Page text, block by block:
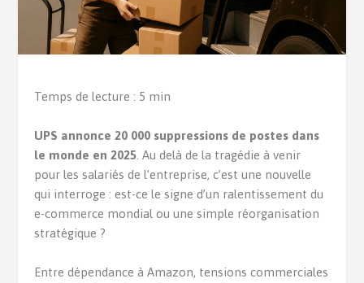
Temps de lecture : 5 min
UPS annonce 20 000 suppressions de postes dans
le monde en 2025 . Au delà de la tragédie à venir
pour les salariés de l’entreprise, c’est une nouvelle
qui interroge : est-ce le signe d’un ralentissement du
e-commerce mondial ou une simple réorganisation
stratégique ?
Entre dépendance à Amazon, tensions commerciales